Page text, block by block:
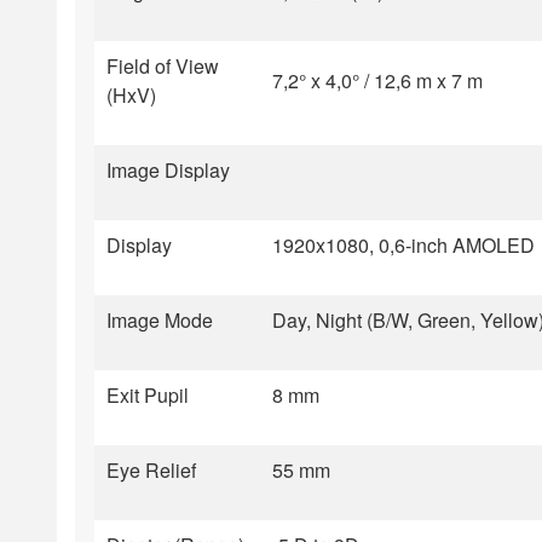
Field of View
(HxV)
7,2° x 4,0° / 12,6 m x 7 m
Image Display
Display 1920x1080, 0,6-inch AMOLED
Image Mode Day, Night (B/W, Green,
Exit Pupil 8 mm
Eye Relief 55 mm